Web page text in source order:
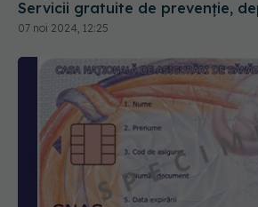
Servicii gratuite de prevenţie,
confirmare a bolii
07 noi 2024, 12:25